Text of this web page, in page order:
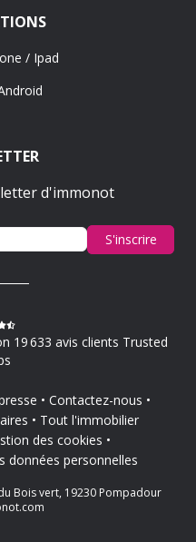
/ Ipad
d'immonot
S'inscrire
19 633 avis clients Trusted
Contactez-nous
Tout l'immobilier
des cookies
données personnelles
Bois vert, 19230 Pompadour